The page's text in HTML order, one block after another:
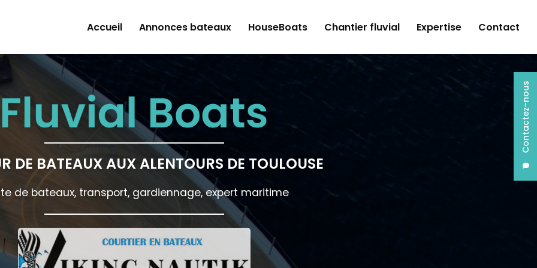
Contactez-nous
Accueil
Annonces bateaux HouseBoats Chantier fluvial Expertise Contact
DE BATEAUX AUX ALENTOURS DE TOULOUSE
de bateaux, transport, gardiennage, expert maritime